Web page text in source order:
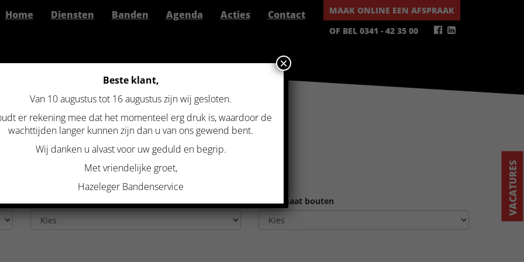
VACATURES
Home Diensten Banden Agenda Acties Contact
MAAK ONLINE EEN AFSPRAAK
OF BEL 0341 - 42 35 00
NISSAN VELGEN
Aantal bouten Steekmaat bouten
Beste klant,
Van 10 augustus tot 16 augustus zijn wij gesloten.
er rekening mee dat het momenteel erg druk is, waardoor de
wachttijden langer kunnen zijn dan u van ons gewend bent.
Wij danken u alvast voor uw geduld en begrip.
Met vriendelijke groet,
Hazeleger Bandenservice
×